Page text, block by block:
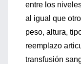
entre los
al igual que
peso, altura,
reemplazo
transfusión